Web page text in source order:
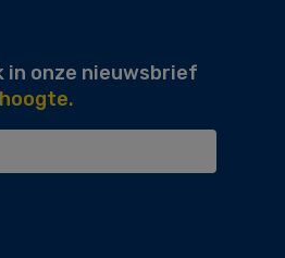
onze nieuwsbrief